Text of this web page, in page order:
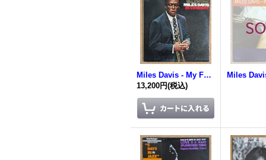
Miles Davis - My Funny Valentine
13,200円(税込)